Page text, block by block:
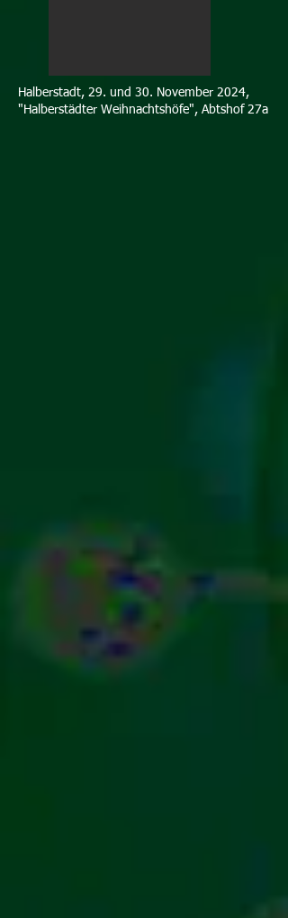
Halberstadt, 29. und 30. November 2024,
"Halberstädter Weihnachtshöfe", Abtshof 27a